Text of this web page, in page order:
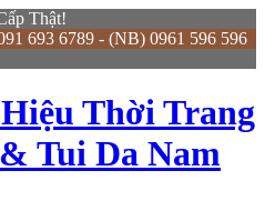
Thật!
693 6789 - (NB) 0961 596 596